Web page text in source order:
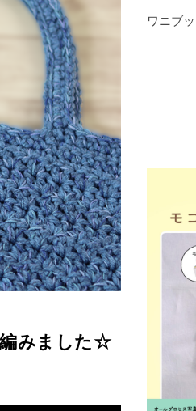
編みました☆
ワニブ